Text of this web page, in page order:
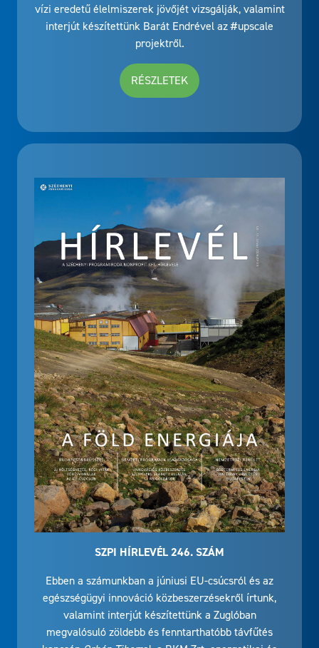
vízi eredetű élelmiszerek jövőjét vizsgálják, valamint
interjút készítettünk Barát Endrével az #upscale
projektről.
RÉSZLETEK
SZPI HÍRLEVÉL 246. SZÁM
Ebben a számunkban a júniusi EU-csúcsról és az
egészségügyi innováció közbeszerzésekről írtunk,
valamint interjút készítettünk a Zuglóban
megvalósuló zöldebb és fenntarthatóbb távfűtés